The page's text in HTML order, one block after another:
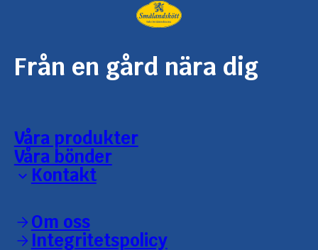
Från en gård nära dig
Våra produkter
Våra bönder
Kontakt
Konsument
Grossist/leverantör
Om oss
Integritetspolicy